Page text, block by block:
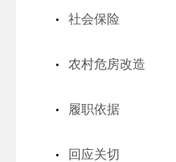
社会保险
农村危房改造
履职依据
回应关切